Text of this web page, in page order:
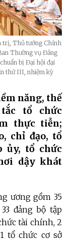
trị, Thủ tướng Chính
Thường vụ Đảng
bị Đại hội đại
thứ III, nhiệm kỳ
năng, thế
tổ chức
thực tiễn;
chỉ đạo, tổ
ủy, tổ chức
dậy khát
ương gồm 35
đảng bộ tập
tài chính, 2
tổ chức cơ sở